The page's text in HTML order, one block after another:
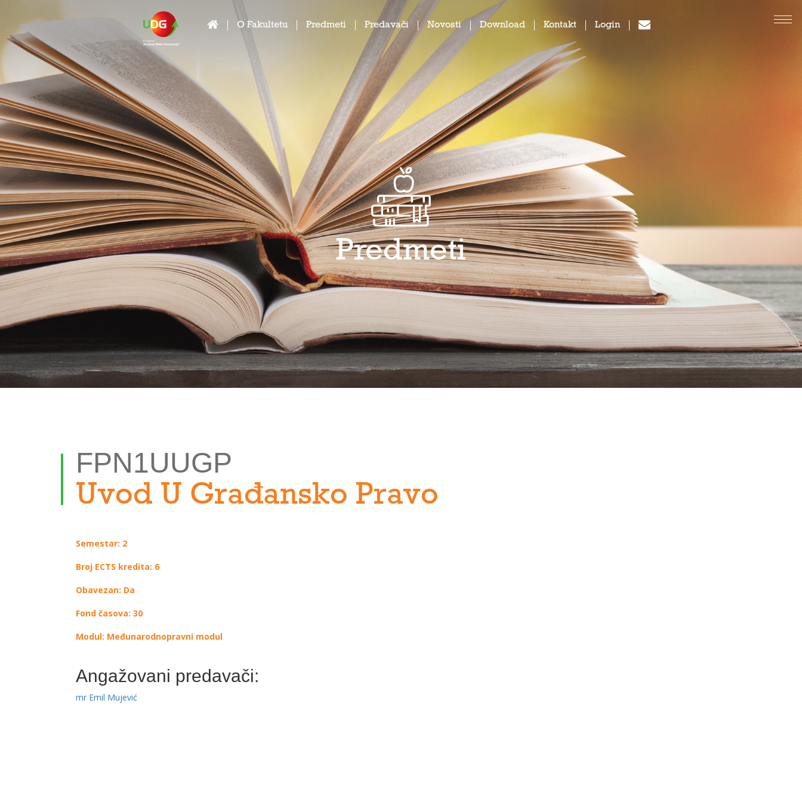
O Fakultetu Predmeti Predavači Novosti Download Kontakt Login
Predmeti
FPN1UUGP
Uvod U Građansko Pravo
Semestar: 2
Broj ECTS kredita: 6
Obavezan: Da
Fond časova: 30
Modul: Međunarodnopravni modul
Angažovani predavači:
mr Emil Mujević